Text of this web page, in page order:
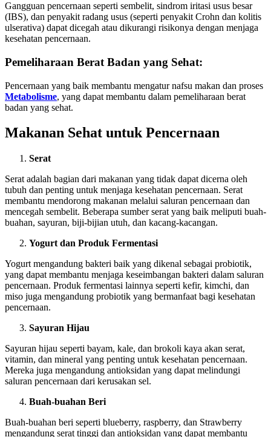
Gangguan pencernaan seperti sembelit, sindrom iritasi usus besar
(IBS), dan penyakit radang usus (seperti penyakit Crohn dan kolitis
ulserativa) dapat dicegah atau dikurangi risikonya dengan menjaga
kesehatan pencernaan.
Pemeliharaan Berat Badan yang Sehat:
Pencernaan yang baik membantu mengatur nafsu makan dan proses
Metabolisme, yang dapat membantu dalam pemeliharaan berat
badan yang sehat.
Makanan Sehat untuk Pencernaan
Serat
Serat adalah bagian dari makanan yang tidak dapat dicerna oleh
tubuh dan penting untuk menjaga kesehatan pencernaan. Serat
membantu mendorong makanan melalui saluran pencernaan dan
mencegah sembelit. Beberapa sumber serat yang baik meliputi buah-
buahan, sayuran, biji-bijian utuh, dan kacang-kacangan.
Yogurt dan Produk Fermentasi
Yogurt mengandung bakteri baik yang dikenal sebagai probiotik,
yang dapat membantu menjaga keseimbangan bakteri dalam saluran
pencernaan. Produk fermentasi lainnya seperti kefir, kimchi, dan
miso juga mengandung probiotik yang bermanfaat bagi kesehatan
pencernaan.
Sayuran Hijau
Sayuran hijau seperti bayam, kale, dan brokoli kaya akan serat,
vitamin, dan mineral yang penting untuk kesehatan pencernaan.
Mereka juga mengandung antioksidan yang dapat melindungi
saluran pencernaan dari kerusakan sel.
Buah-buahan Beri
Buah-buahan beri seperti blueberry, raspberry, dan Strawberry
mengandung serat tinggi dan antioksidan yang dapat membantu